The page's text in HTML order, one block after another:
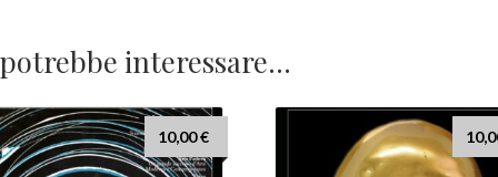
interessare…
10,00€